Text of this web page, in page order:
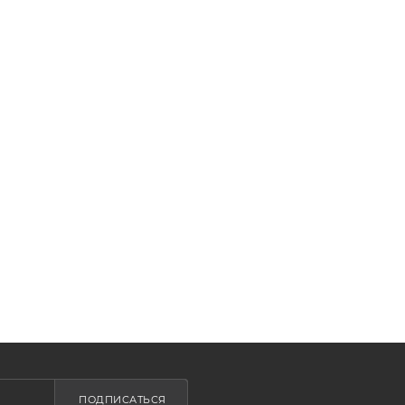
ПОДПИСАТЬСЯ